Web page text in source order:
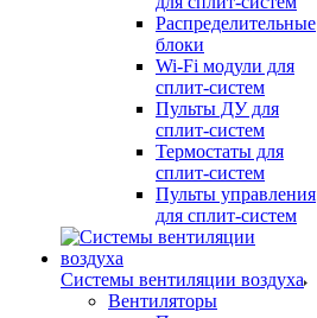
Распределительные
блоки
Wi-Fi модули для
сплит-систем
Пульты ДУ для
сплит-систем
Термостаты для
сплит-систем
Пульты управления
для сплит-систем
Системы вентиляции воздуха
Вентиляторы